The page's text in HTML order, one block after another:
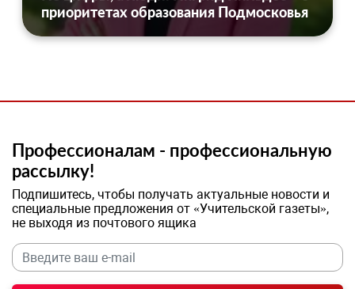
приоритетах образования Подмосковья
Профессионалам - профессиональную
рассылку!
Подпишитесь, чтобы получать актуальные новости и
специальные предложения от «Учительской газеты»,
не выходя из почтового ящика